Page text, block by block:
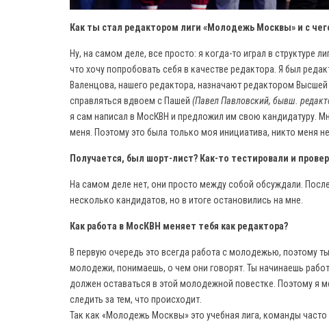
Как ты стал редактором лиги «Молодежь Москвы» и с
Ну, на самом деле, все просто: я когда-то играл в
что хочу попробовать себя в качестве редактора. Я был
Валенцова, нашего редактора, назначают редактором Высшей
справляться вдвоем с Пашей (Павел Павловский, бывш.
я сам написал в МосКВН и предложил им свою кандидатуру.
меня. Поэтому это была только моя инициатива, никто меня не
Получается, был шорт-лист? Как-то тестировали и
На самом деле нет, они просто между собой обсуждали.
несколько кандидатов, но в итоге остановились на мне.
Как работа в МосКВН меняет тебя как редактора?
В первую очередь это всегда работа с молодежью, поэтому
молодежи, понимаешь, о чем они говорят. Ты начинаешь
должен оставаться в этой молодежной повестке. Поэтому я
следить за тем, что происходит.
Так как «Молодежь Москвы» это учебная лига, команды